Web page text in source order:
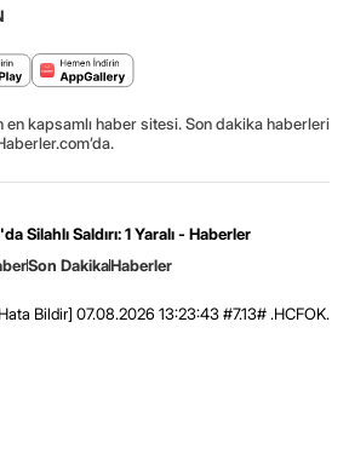
en kapsamlı haber sitesi. Son dakika haberleri
Silahlı Saldırı: 1 Yaralı - Haberler
Son DakikaHaberler
Bildir] 07.08.2026 13:23:43 #7.13# .HCFOK.